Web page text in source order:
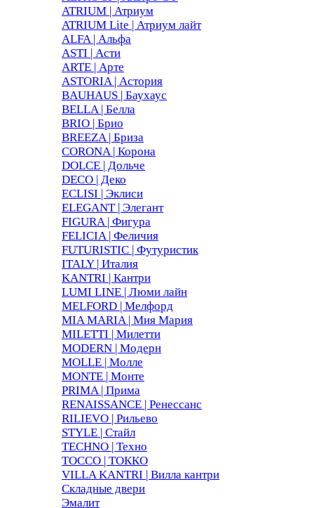
ATRIUM | Атриум
ATRIUM Lite | Атриум лайт
ALFA | Альфа
ASTI | Асти
ARTE | Арте
ASTORIA | Астория
BAUHAUS | Баухаус
BELLA | Белла
BRIO | Брио
BREEZA | Бриза
CORONA | Корона
DOLCE | Дольче
DECO | Деко
ECLISI | Эклиси
ELEGANT | Элегант
FIGURA | Фигура
FELICIA | Феличия
FUTURISTIC | Футуристик
ITALY | Италия
KANTRI | Кантри
LUMI LINE | Люми лайн
MELFORD | Мелфорд
MIA MARIA | Мия Мария
MILETTI | Милетти
MODERN | Модерн
MOLLE | Молле
MONTE | Монте
PRIMA | Прима
RENAISSANCE | Ренессанс
RILIEVO | Рильево
STYLE | Стайл
TECHNO | Техно
TOCCO | ТОККО
VILLA KANTRI | Вилла кантри
Складные двери
Эмалит